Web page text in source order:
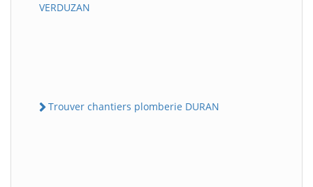
VERDUZAN
Trouver chantiers plomberie DURAN